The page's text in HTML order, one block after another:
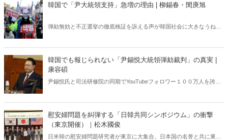
韓国で「尹大統領支持」急増の理由 | 柳錫春・閔庚旭
弾劾無効と不正選挙の徹底検証を訴える声が韓国社会に大きなうねり
か？ 韓国政治に精通する柳錫春元延世大学教授と、公明選挙大韓党
の閔庚旭代表が緊急独占対談で語り合った。
韓国でも報じられない「尹錫悦大統領弾劾裁判」の真実 |
康容碩
尹錫悦氏と司法研修院の同期でYouTubeフォロワー１００万人を誇る
慰安婦問題を糾弾する「日韓共同シンポジウム」の衝撃
（東京開催）｜松木國俊
日米韓の慰安婦問題研究者が東京に大集合。日本国の名誉と共に東ア